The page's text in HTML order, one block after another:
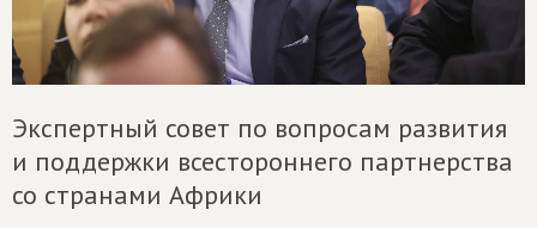
Экспертный совет по вопросам развития
и поддержки всестороннего партнерства
со странами Африки